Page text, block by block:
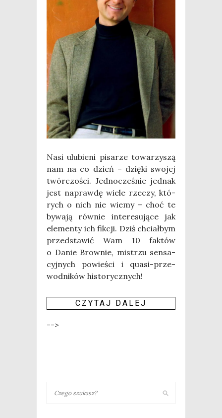
Nasi ulu­bie­ni pisa­rze towa­rzy­szą
nam na co dzień – dzię­ki swo­jej
twór­czo­ści. Jed­no­cze­śnie jed­nak
jest napraw­dę wie­le rze­czy, któ­
rych o nich nie wie­my – choć te
bywa­ją rów­nie inte­re­su­ją­ce jak
ele­men­ty ich fik­cji. Dziś chciał­bym
przed­sta­wić Wam 10 fak­tów
o Danie Brow­nie, mistrzu sen­sa­
cyj­nych powie­ści i quasi-prze­
wod­ni­ków historycznych!
CZY­TAJ DALEJ
-->